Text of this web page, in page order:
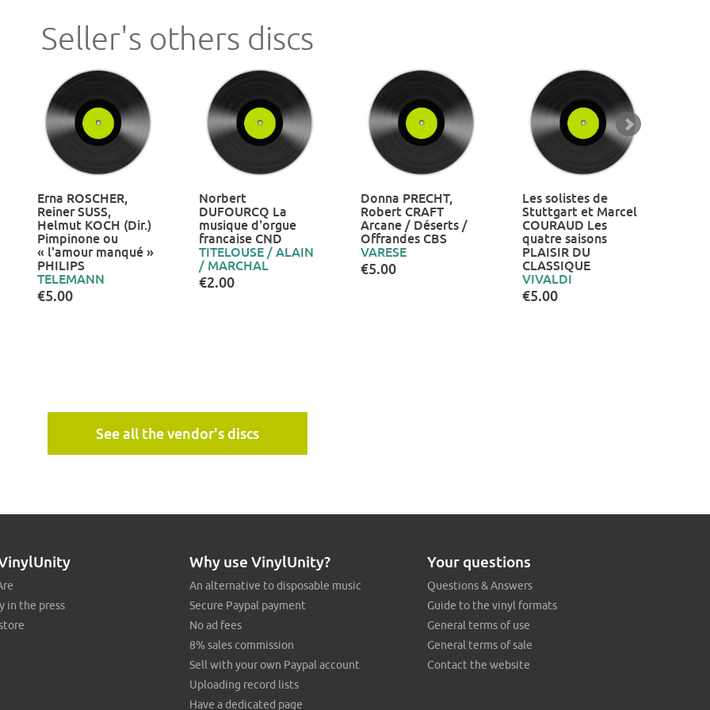
Seller's others discs
Erna ROSCHER,
Reiner SUSS,
Helmut KOCH (Dir.)
Pimpinone ou
« l'amour manqué »
PHILIPS
TELEMANN
€5.00
Norbert
DUFOURCQ La
musique d'orgue
francaise CND
TITELOUSE / ALAIN
/ MARCHAL
€2.00
Donna PRECHT,
Robert CRAFT
Arcane / Déserts /
Offrandes CBS
VARESE
€5.00
Les solistes de
Stuttgart et Marcel
COURAUD Les
quatre saisons
PLAISIR DU
CLASSIQUE
VIVALDI
€5.00
See all the vendor's discs
in the press
Why use VinylUnity?
An alternative to disposable music
Secure Paypal payment
No ad fees
8% sales commission
Sell with your own Paypal account
Uploading record lists
Have a dedicated page
Your questions
Questions & Answers
Guide to the vinyl formats
General terms of use
General terms of sale
Contact the website